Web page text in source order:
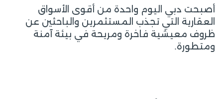
أصبحت دبي اليوم واحدة من أقوى الأسواق
العقارية التي تجذب المستثمرين والباحثين عن
ظروف معيشية فاخرة ومريحة في بيئة آمنة
ومتطورة.